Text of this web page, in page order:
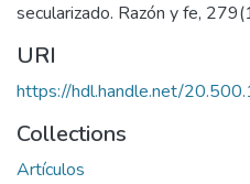
secularizado. Razón y fe,
URI
https://hdl.handle.net/
Collections
Artículos